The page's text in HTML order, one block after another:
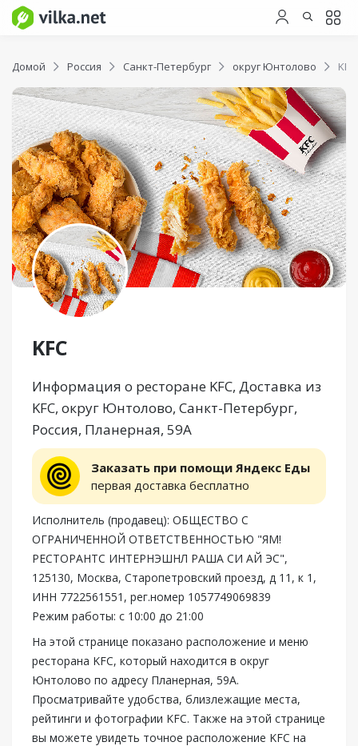
Домой Россия Санкт-Петербург округ Юнтолово KFC
KFC
Информация о ресторане KFC, Доставка из
KFC, округ Юнтолово, Санкт-Петербург,
Россия, Планерная, 59А
Заказать при помощи Яндекс Еды
первая доставка бесплатно
Исполнитель (продавец): ОБЩЕСТВО С
ОГРАНИЧЕННОЙ ОТВЕТСТВЕННОСТЬЮ "ЯМ!
РЕСТОРАНТС ИНТЕРНЭШНЛ РАША СИ АЙ ЭС",
125130, Москва, Старопетровский проезд, д 11, к 1,
ИНН 7722561551, рег.номер 1057749069839
Режим работы: с 10:00 до 21:00
На этой странице показано расположение и меню
ресторана KFC, который находится в округ
Юнтолово по адресу Планерная, 59А.
Просматривайте удобства, близлежащие места,
рейтинги и фотографии KFC. Также на этой странице
вы можете увидеть точное расположение KFC на